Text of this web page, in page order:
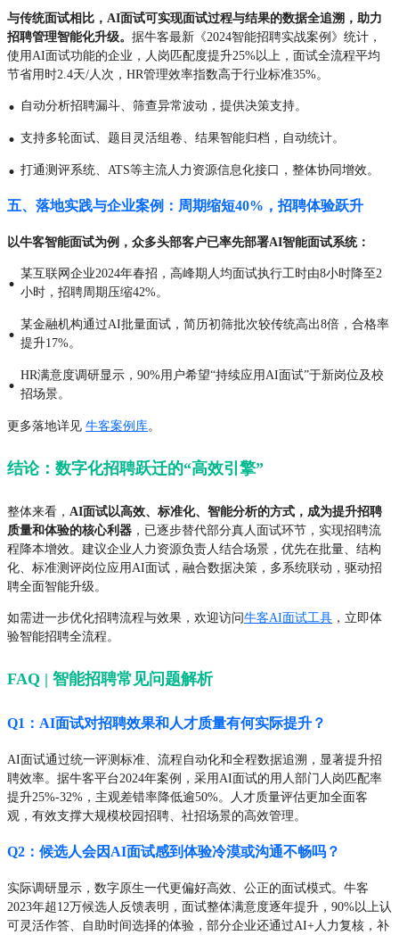
与传统面试相比，AI面试可实现面试过程与结果的数据全追溯，助力
招聘管理智能化升级。 据牛客最新《2024智能招聘实战案例》统计，
使用AI面试功能的企业，人岗匹配度提升25%以上，面试全流程平均
节省用时2.4天/人次，HR管理效率指数高于行业标准35%。
· 自动分析招聘漏斗、筛查异常波动，提供决策支持。
· 支持多轮面试、题目灵活组卷、结果智能归档，自动统计。
· 打通测评系统、ATS等主流人力资源信息化接口，整体协同增效。
五、落地实践与企业案例：周期缩短40%，招聘体验跃升
以牛客智能面试为例，众多头部客户已率先部署AI智能面试系统：
· 某互联网企业2024年春招，高峰期人均面试执行工时由8小时降至2
小时，招聘周期压缩42%。
· 某金融机构通过AI批量面试，简历初筛批次较传统高出8倍，合格率
提升17%。
· HR满意度调研显示，90%用户希望“持续应用AI面试”于新岗位及校
招场景。
更多落地详见 牛客案例库。
结论：数字化招聘跃迁的“高效引擎”
整体来看， AI面试以高效、标准化、智能分析的方式，成为提升招聘
质量和体验的核心利器 ，已逐步替代部分真人面试环节，实现招聘流
程降本增效。建议企业人力资源负责人结合场景，优先在批量、结构
化、标准测评岗位应用AI面试，融合数据决策，多系统联动，驱动招
聘全面智能升级。
如需进一步优化招聘流程与效果，欢迎访问牛客AI面试工具 ，立即体
验智能招聘全流程。
FAQ | 智能招聘常见问题解析
Q1：AI面试对招聘效果和人才质量有何实际提升？
AI面试通过统一评测标准、流程自动化和全程数据追溯，显著提升招
聘效率。据牛客平台2024年案例，采用AI面试的用人部门人岗匹配率
提升25%-32%，主观差错率降低逾50%。人才质量评估更加全面客
观，有效支撑大规模校园招聘、社招场景的高效管理。
Q2：候选人会因AI面试感到体验冷漠或沟通不畅吗？
实际调研显示，数字原生一代更偏好高效、公正的面试模式。牛客
2023年超12万候选人反馈表明，面试整体满意度逐年提升，90%以上认
可灵活作答、自助时间选择的体验，部分企业还通过AI+人力复核，补